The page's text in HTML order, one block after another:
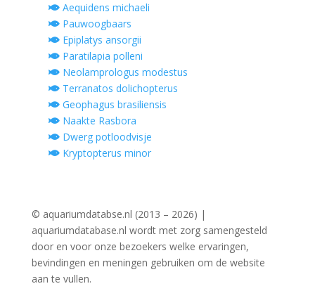
Aequidens michaeli
Pauwoogbaars
Epiplatys ansorgii
Paratilapia polleni
Neolamprologus modestus
Terranatos dolichopterus
Geophagus brasiliensis
Naakte Rasbora
Dwerg potloodvisje
Kryptopterus minor
© aquariumdatabse.nl (2013 – 2026) |
aquariumdatabase.nl wordt met zorg samengesteld
door en voor onze bezoekers welke ervaringen,
bevindingen en meningen gebruiken om de website
aan te vullen.